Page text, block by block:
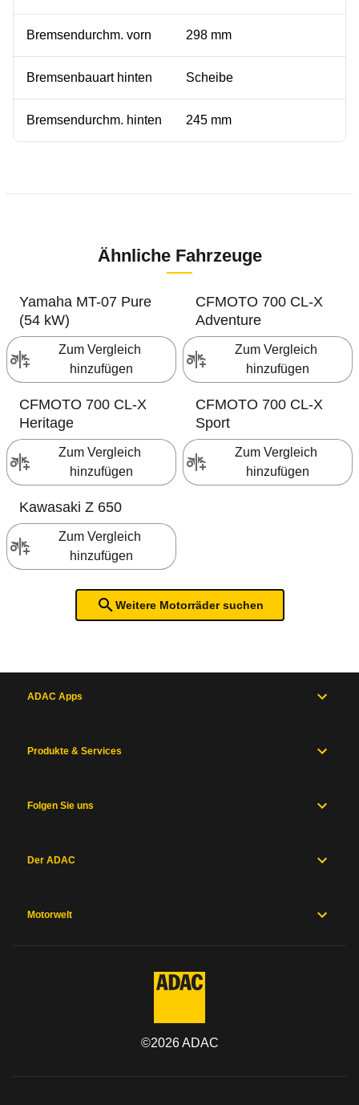
Bremsendurchm. vorn 298 mm
Bremsenbauart hinten Scheibe
Bremsendurchm. hinten 245 mm
Ähnliche Fahrzeuge
Yamaha MT-07 Pure
(54 kW)
Zum Vergleich
hinzufügen
CFMOTO 700 CL-X
Adventure
Zum Vergleich
hinzufügen
CFMOTO 700 CL-X
Heritage
Zum Vergleich
hinzufügen
CFMOTO 700 CL-X
Sport
Zum Vergleich
hinzufügen
Kawasaki Z 650
Zum Vergleich
hinzufügen
Weitere Motorräder suchen
ADAC Apps
Produkte & Services
Folgen Sie uns
Der ADAC
Motorwelt
©2026ADAC